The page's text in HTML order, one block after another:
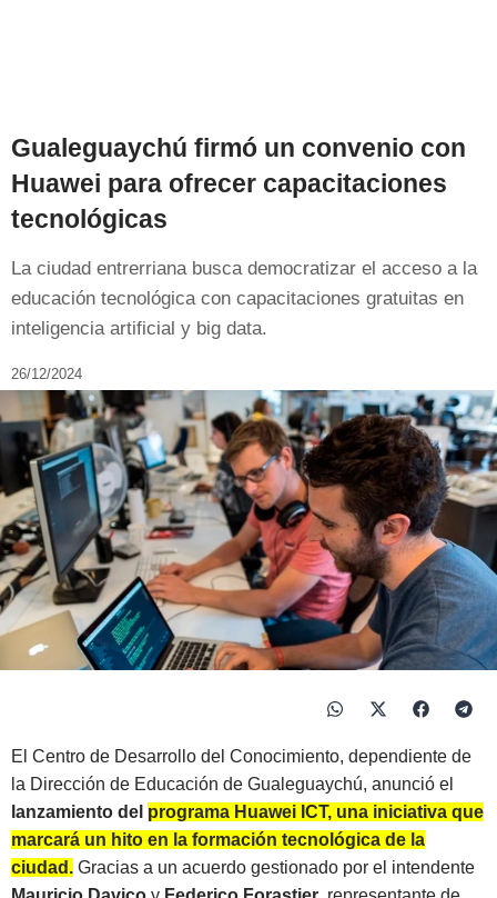
Gualeguaychú firmó un convenio con
Huawei para ofrecer capacitaciones
tecnológicas
La ciudad entrerriana busca democratizar el acceso a la
educación tecnológica con capacitaciones gratuitas en
inteligencia artificial y big data.
26/12/2024
El Centro de Desarrollo del Conocimiento, dependiente de
la Dirección de Educación de Gualeguaychú, anunció el
lanzamiento del programa Huawei ICT, una iniciativa que
marcará un hito en la formación tecnológica de la
ciudad. Gracias a un acuerdo gestionado por el intendente